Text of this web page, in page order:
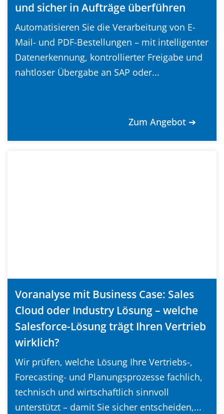
und sicher in Aufträge überführen
Automatisieren Sie die Verarbeitung von E-
Mail- und PDF-Bestellungen – mit intelligenter
Datenerkennung, kontrollierter Freigabe und
nahtloser Übergabe an SAP oder...
Zum Angebot ➔
Voranalyse mit Business Case: Sales
Cloud oder Industry Lösung – welche
Salesforce-Lösung trägt Ihren Vertrieb
wirklich?
Wir prüfen, welche Lösung Ihre Vertriebs-,
Forecasting- und Planungsprozesse fachlich,
technisch und wirtschaftlich sinnvoll
unterstützt – damit Sie sicher entscheiden,...